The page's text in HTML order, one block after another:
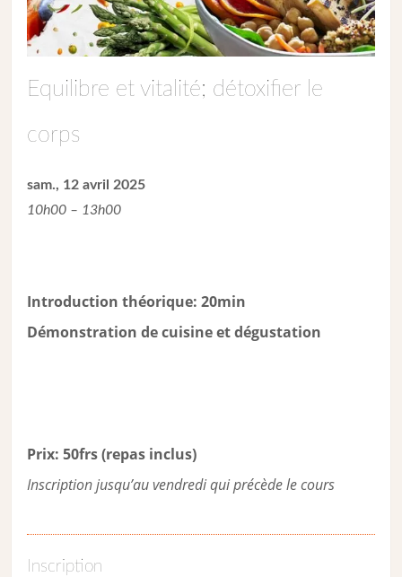
Equilibre et vitalité; détoxifier le
corps
sam., 12 avril 2025
10h00 – 13h00
Introduction théorique: 20min
Démonstration de cuisine et dégustation
Prix: 50frs (repas inclus)
Inscription jusqu’au vendredi qui précède le cours
Inscription